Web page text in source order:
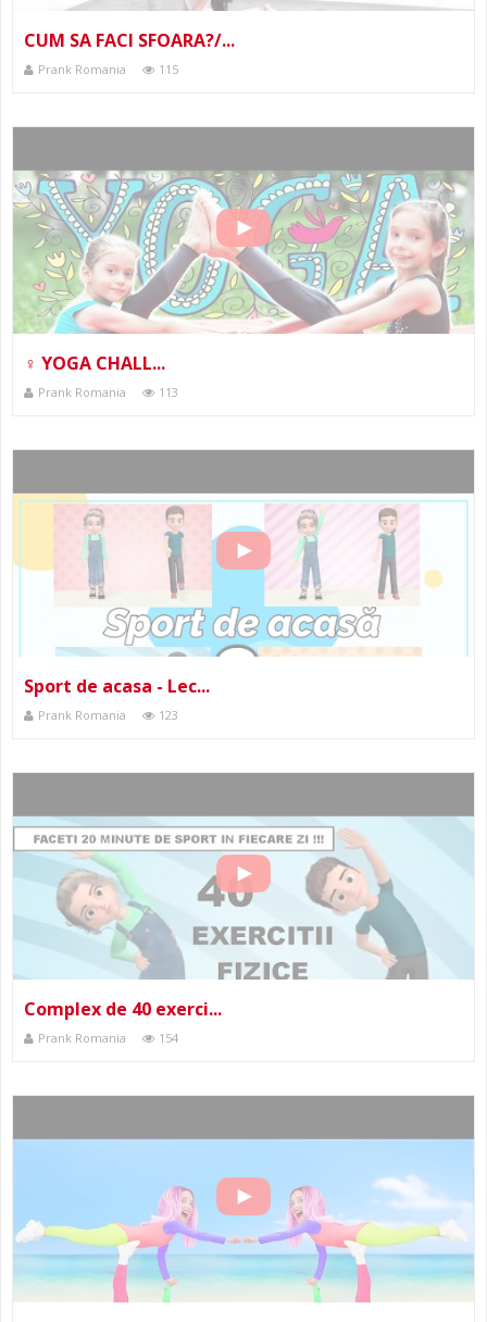
CUM SA FACI SFOARA?/...
Prank Romania 115
‍♀️ YOGA CHALL...
Prank Romania 113
Sport de acasa - Lec...
Prank Romania 123
Complex de 40 exerci...
Prank Romania 154